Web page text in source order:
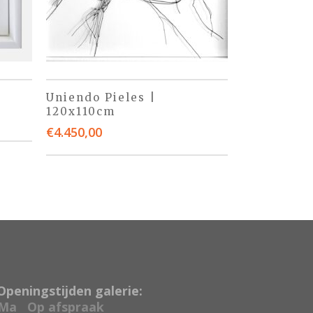
Uniendo Pieles |
120x110cm
€4.450,00
galerie:
Op afspraak